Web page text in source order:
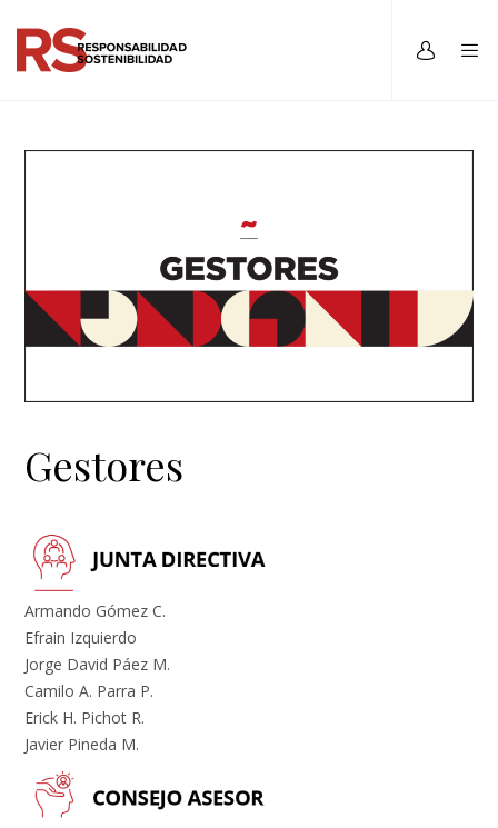
Gestores
Armando Gómez C.
Efrain Izquierdo
Jorge David Páez M.
Camilo A. Parra P.
Erick H. Pichot R.
Javier Pineda M.